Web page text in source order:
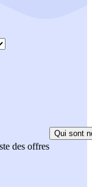
des offres
Qui sont